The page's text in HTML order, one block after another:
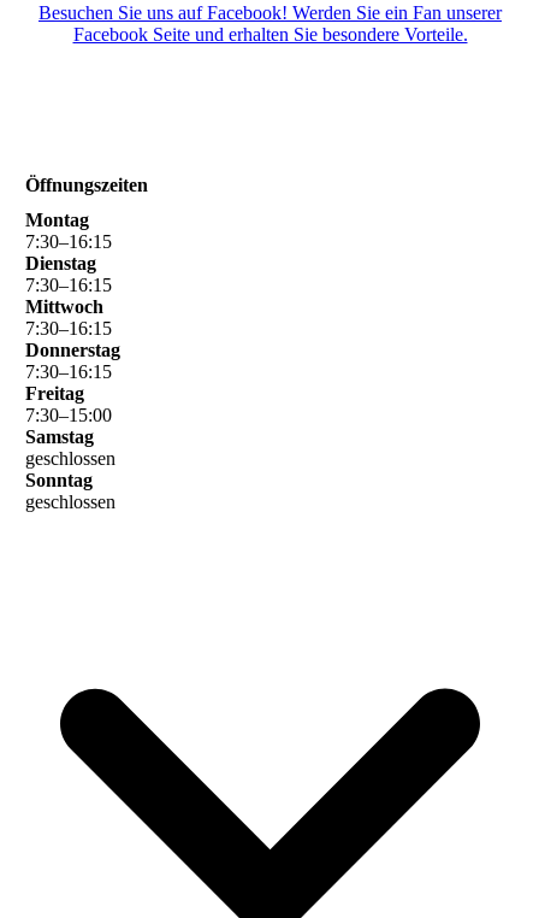
Besuchen Sie uns auf Facebook! Werden Sie ein Fan unserer
Facebook Seite und erhalten Sie besondere Vorteile.
Öffnungszeiten
Montag
7:30–16:15
Dienstag
7:30–16:15
Mittwoch
7:30–16:15
Donnerstag
7:30–16:15
Freitag
7:30–15:00
Samstag
geschlossen
Sonntag
geschlossen